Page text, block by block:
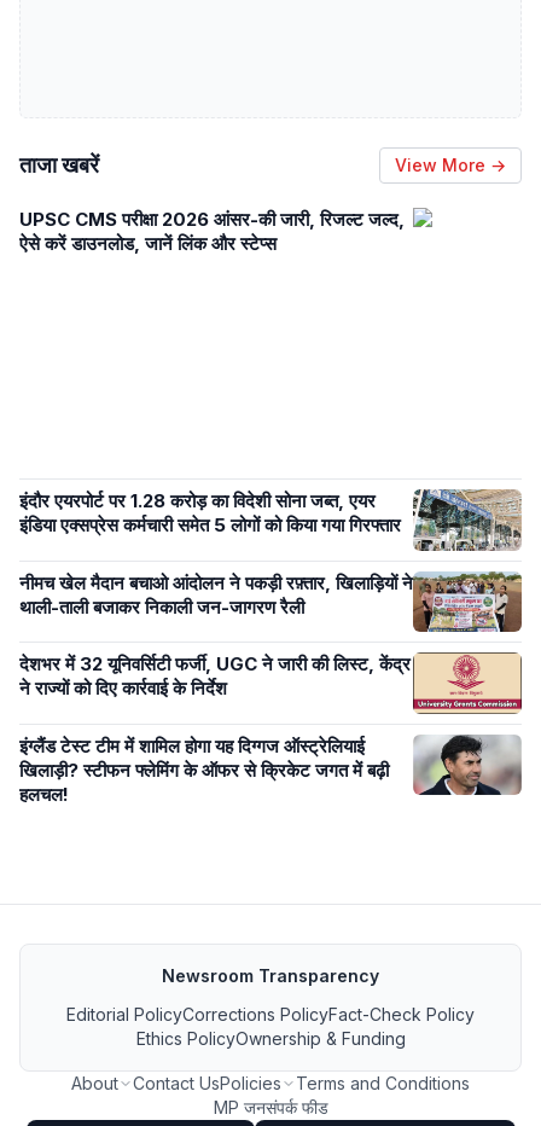
ताजा खबरें View More →
UPSC CMS परीक्षा 2026 आंसर-की जारी, रिजल्ट जल्द,
ऐसे करें डाउनलोड, जानें लिंक और स्टेप्स
इंदौर एयरपोर्ट पर 1.28 करोड़ का विदेशी सोना जब्त, एयर
इंडिया एक्सप्रेस कर्मचारी समेत 5 लोगों को किया गया गिरफ्तार
नीमच खेल मैदान बचाओ आंदोलन ने पकड़ी रफ़्तार, खिलाड़ियों ने
थाली-ताली बजाकर निकाली जन-जागरण रैली
देशभर में 32 यूनिवर्सिटी फर्जी, UGC ने जारी की लिस्ट, केंद्र
ने राज्यों को दिए कार्रवाई के निर्देश
इंग्लैंड टेस्ट टीम में शामिल होगा यह दिग्गज ऑस्ट्रेलियाई
खिलाड़ी? स्टीफन फ्लेमिंग के ऑफर से क्रिकेट जगत में बढ़ी
हलचल!
Newsroom Transparency
Editorial PolicyCorrections PolicyFact-Check Policy
Ethics PolicyOwnership & Funding
About Contact UsPolicies
Terms and Conditions
MP जनसंपर्क फीड